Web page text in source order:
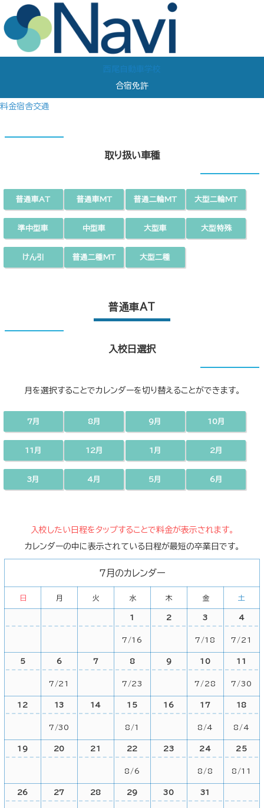
西尾自動車学校
合宿免許
料金宿舎交通
取り扱い車種
普通車MT
普通車AT 普通二輪MT 大型二輪MT
準中型車 中型車 大型車 大型特殊
けん引 普通二種MT 大型二種
普通車AT
入校日選択
月を選択することでカレンダーを切り替えることができます。
7月 8月 9月 10月
11月 12月 1月 2月
3月 4月 5月 6月
入校したい日程をタップすることで料金が表示されます。
カレンダーの中に表示されている日程が最短の卒業日です。
7月のカレンダー
日 月 火 水 木 金 土
1
7/16
2 3
7/18
4
7/21
5 6
7/21
7 8
7/23
9 10
7/28
11
7/30
12 13
7/30
14 15
8/1
16 17
8/4
18
8/4
19 20 21 22
8/6
23 24
8/8
25
8/11
26 27 28 29 30 31